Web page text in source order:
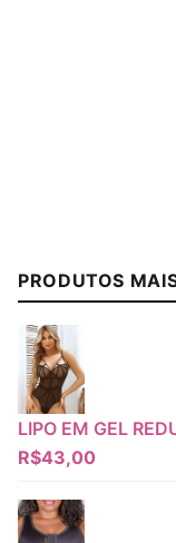
PRODUTOS
LIPO EM GEL
R$43,00